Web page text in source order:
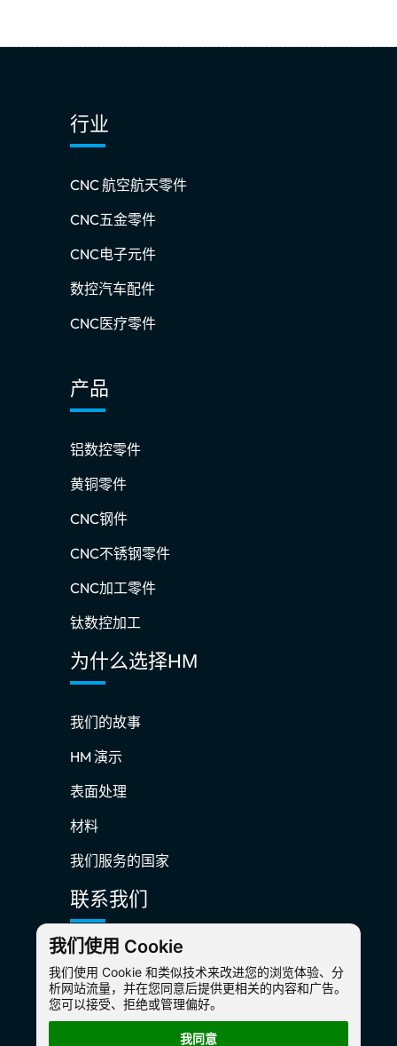
我们使用 Cookie
我们使用 Cookie 和类似技术来改进您的浏览体验、分
析网站流量，并在您同意后提供更相关的内容和广告。
您可以接受、拒绝或管理偏好。
我同意
行业
CNC 航空航天零件
CNC五金零件
CNC电子元件
数控汽车配件
CNC医疗零件
产品
铝数控零件
黄铜零件
CNC钢件
CNC不锈钢零件
CNC加工零件
钛数控加工
为什么选择HM
我们的故事
HM 演示
表面处理
材料
我们服务的国家
联系我们
hm@hmaking.com
+86-13817385461